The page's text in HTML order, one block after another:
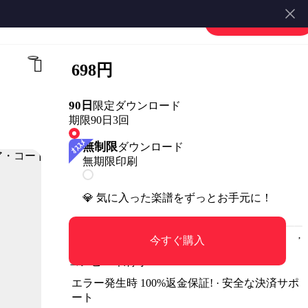
会員登録・ログイン
698円
90日 限定ダウンロード
期限90日 3回
無制限ダウンロード
無期限印刷
💎 気に入った楽譜をずっとお手元に！
今すぐ購入
コンビニ印刷可
エラー発生時 100%返金保証! · 安全な決済サポ
ート